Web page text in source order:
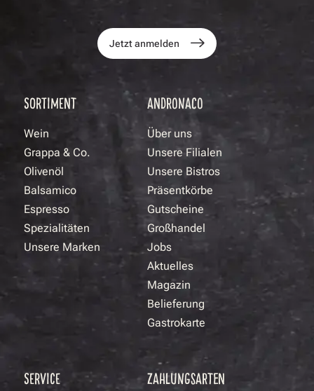
Jetzt anmelden
SORTIMENT
Wein
Grappa & Co.
Olivenöl
Balsamico
Espresso
Spezialitäten
Unsere Marken
ANDRONACO
Über uns
Unsere Filialen
Unsere Bistros
Präsentkörbe
Gutscheine
Großhandel
Jobs
Aktuelles
Magazin
Belieferung
Gastrokarte
SERVICE ZAHLUNGSARTEN